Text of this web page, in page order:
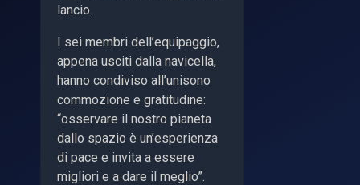
lancio.
I sei membri dell’equipaggio,
appena usciti dalla navicella,
hanno condiviso all’unisono
commozione e gratitudine:
“osservare il nostro pianeta
dallo spazio è un’esperienza
di pace e invita a essere
migliori e a dare il meglio”.